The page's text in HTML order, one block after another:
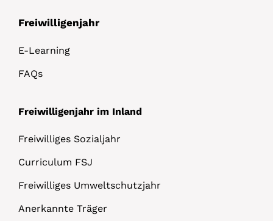
Freiwilligenjahr
E-Learning
FAQs
Freiwilligenjahr im Inland
Freiwilliges Sozialjahr
Curriculum FSJ
Freiwilliges Umweltschutzjahr
Anerkannte Träger